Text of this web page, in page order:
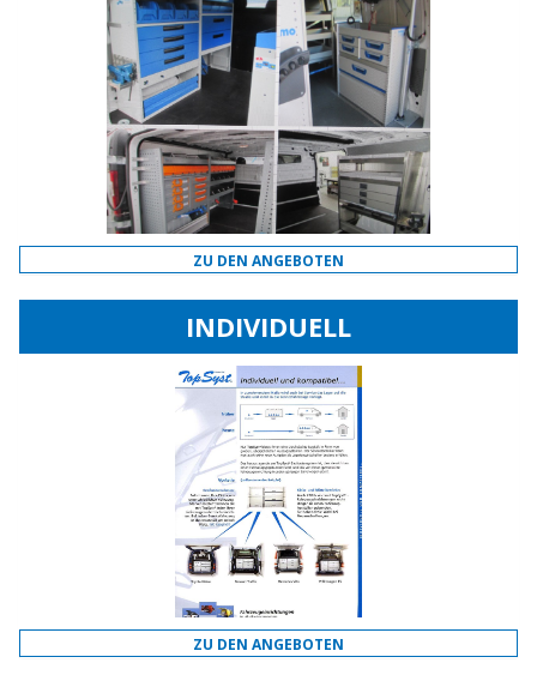
ZU DEN ANGEBOTEN
INDIVIDUELL
ZU DEN ANGEBOTEN